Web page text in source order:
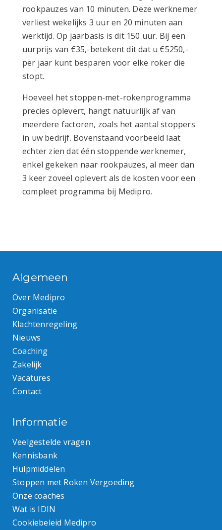
rookpauzes van 10 minuten. Deze werknemer
verliest wekelijks 3 uur en 20 minuten aan
werktijd. Op jaarbasis is dit 150 uur. Bij een
uurprijs van €35,-betekent dit dat u €5250,-
per jaar kunt besparen voor elke roker die
stopt.
Hoeveel het stoppen-met-rokenprogramma
precies oplevert, hangt natuurlijk af van
meerdere factoren, zoals het aantal stoppers
in uw bedrijf. Bovenstaand voorbeeld laat
echter zien dat één stoppende werknemer,
enkel gekeken naar rookpauzes, al meer dan
3 keer zoveel oplevert als de kosten voor een
compleet programma bij Medipro.
Algemeen
Over Medipro
Organisatie
Klachtenregeling
Nieuws
Coaching
Zakelijk
Vacatures
Contact
Informatie
Veelgestelde vragen
Kennisbank
Hulpmiddelen
Stoppen met Roken Vergoeding
Onze coaches
Wat is IDIN
Cookiebeleid Medipro